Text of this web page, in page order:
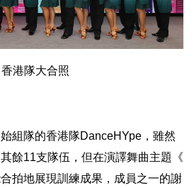
香港隊大合照
組隊的香港隊DanceHYpe， 雖然
餘11支隊伍，但在演譯舞曲主題《
拍地展現訓練成果， 成員之一的謝